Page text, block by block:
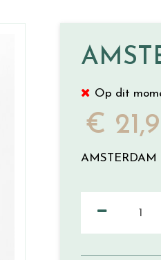
Op dit
€ 21,
AMSTERDAM